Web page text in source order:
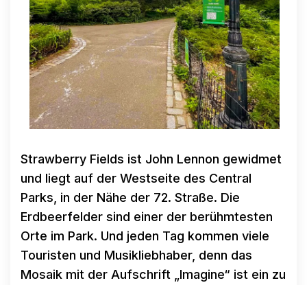
Strawberry Fields ist John Lennon gewidmet
und liegt auf der Westseite des Central
Parks, in der Nähe der 72. Straße. Die
Erdbeerfelder sind einer der berühmtesten
Orte im Park. Und jeden Tag kommen viele
Touristen und Musikliebhaber, denn das
Mosaik mit der Aufschrift „Imagine“ ist ein zu